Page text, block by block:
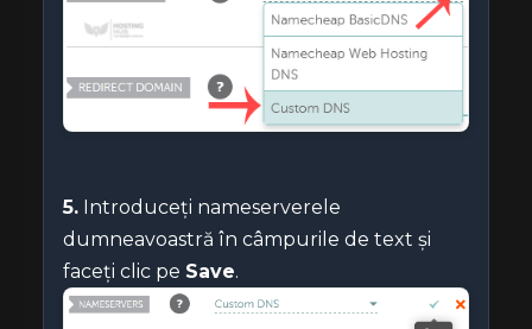
5. Introduceți nameserverele
dumneavoastră în câmpurile de text și
faceți clic pe Save.